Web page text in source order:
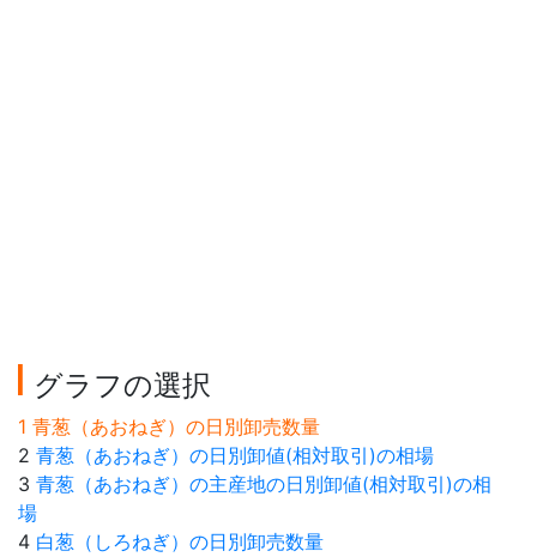
グラフの選択
1 青葱（あおねぎ）の日別卸売数量
2 青葱（あおねぎ）の日別卸値(相対取引)の相場
3 青葱（あおねぎ）の主産地の日別卸値(相対取引)の相
場
4 白葱（しろねぎ）の日別卸売数量